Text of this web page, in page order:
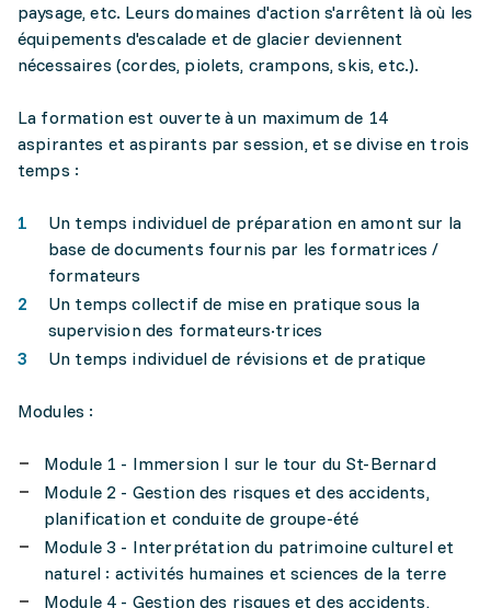
paysage, etc. Leurs domaines d'action s'arrêtent là où les
équipements d'escalade et de glacier deviennent
nécessaires (cordes, piolets, crampons, skis, etc.).
La formation est ouverte à un maximum de 14
aspirantes et aspirants par session, et se divise en trois
temps :
Un temps individuel de préparation en amont sur la
base de documents fournis par les formatrices /
formateurs
Un temps collectif de mise en pratique sous la
supervision des formateurs·trices
Un temps individuel de révisions et de pratique
Modules :
Module 1 - Immersion I sur le tour du St-Bernard
Module 2 - Gestion des risques et des accidents,
planification et conduite de groupe-été
Module 3 - Interprétation du patrimoine culturel et
naturel : activités humaines et sciences de la terre
Module 4 - Gestion des risques et des accidents,